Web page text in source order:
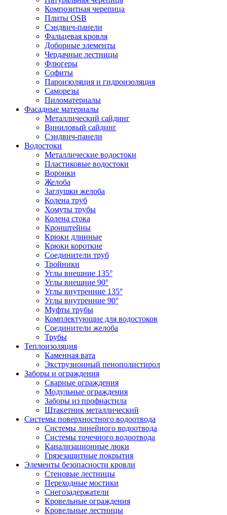
Композитная черепица
Плиты OSB
Сэндвич-панели
Фальцевая кровля
Доборные элементы
Чердачные лестницы
Флюгеры
Софиты
Пароизоляция и гидроизоляция
Саморезы
Пиломатериалы
Фасадные материалы
Металлический сайдинг
Виниловый сайдинг
Сэндвич-панели
Водостоки
Металлические водостоки
Пластиковые водостоки
Воронки
Желоба
Заглушки желоба
Колена труб
Хомуты трубы
Колена стока
Кронштейны
Крюки длинные
Крюки короткие
Соединители труб
Тройники
Углы внешние 135°
Углы внешние 90°
Углы внутренние 135°
Углы внутренние 90°
Муфты трубы
Комплектующие для водостоков
Соединители желоба
Трубы
Теплоизоляция
Каменная вата
Экструзионный пенополистирол
Заборы и ограждения
Сварные ограждения
Модульные ограждения
Заборы из профнастила
Штакетник металлический
Системы поверхностного водоотвода
Системы линейного водоотвода
Системы точечного водоотвода
Канализационные люки
Грязезащитные покрытия
Элементы безопасности кровли
Стеновые лестницы
Переходные мостики
Снегозадержатели
Кровельные ограждения
Кровельные лестницы